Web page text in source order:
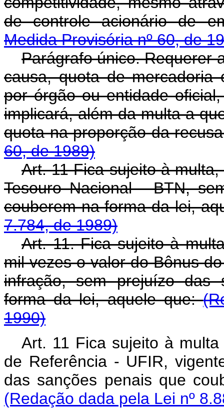
de controle acionário de
Medida Provisória nº 60, de
Parágrafo único. Requerer
causa, quota de mercadoria
por órgão ou entidade
implicará, além da multa a
quota na proporção da
60, de 1989)
Art. 11 Fica sujeito à
Tesouro Nacional - BTN,
couberem na forma da lei,
7.784, de 1989)
Art. 11. Fica sujeito à
mil vezes o valor do Bônus
infração, sem prejuízo das
forma da lei, aquele que:
1990)
Art. 11 Fica sujeito à
de Referência - UFIR,
das sanções penais que
(Redação dada pela Lei nº